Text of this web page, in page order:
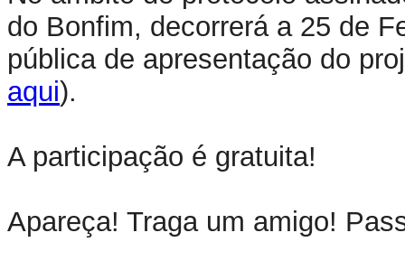
do Bonfim, decorrerá a 25 de
pública de apresentação do
aqui).
A participação é gratuita!
Apareça! Traga um amigo!